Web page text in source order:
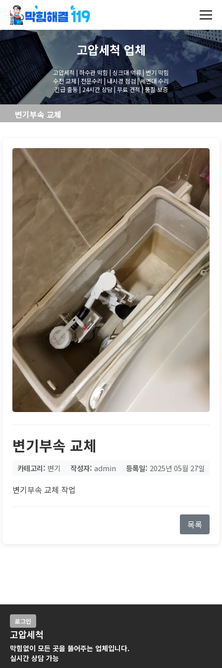
고압세척업체
고압세척 | 하수관 막힘 | 싱크대 역류 | 변기 막힘
수전 교체 | 전문수리 | 내시경 점검 | 세면대 수리
긴급 출동 | 24시간 상담 | 무료 견적 | 품질 보증
변기부속 교체
변기부속 교체
카테고리: 변기 작성자: admin 등록일: 2025년 05월 27일
변기부속 교체 작업
목록
로그인
고압세척
막힘없이 모든 곳을 뚫어주는 업체입니다.
실시간 상담 가능